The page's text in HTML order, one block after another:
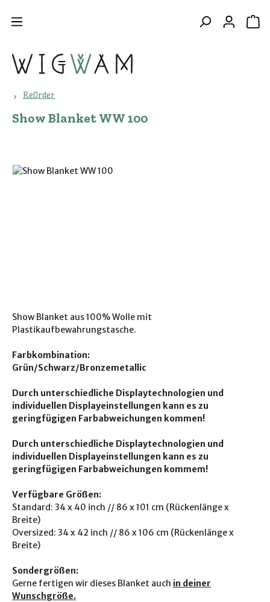
ReOrder
Show Blanket WW 100
Bildergalerie überspringen
Show Blanket aus 100% Wolle mit
Plastikaufbewahrungstasche.
Farbkombination:
Grün/Schwarz/Bronzemetallic
Durch unterschiedliche Displaytechnologien und
individuellen Displayeinstellungen kann es zu
geringfügigen Farbabweichungen kommen!
Durch unterschiedliche Displaytechnologien und
individuellen Displayeinstellungen kann es zu
geringfügigen Farbabweichungen kommem!
Verfügbare Größen:
Standard: 34 x 40 inch // 86 x 101 cm (Rückenlänge x
Breite)
Oversized: 34 x 42 inch // 86 x 106 cm (Rückenlänge x
Breite)
Sondergrößen:
Gerne fertigen wir dieses Blanket auch in deiner
Wunschgröße.